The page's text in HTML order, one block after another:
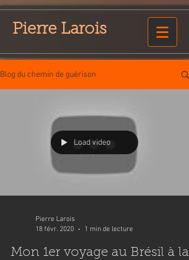
Pierre Larois
Blog du chemin de guérison
Load video
Pierre Larois
18 févr. 2020
1 min de lecture
Mon 1er voyage au Brésil à la